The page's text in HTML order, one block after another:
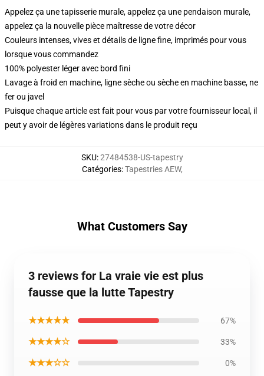
Appelez ça une tapisserie murale, appelez ça une pendaison murale,
appelez ça la nouvelle pièce maîtresse de votre décor
Couleurs intenses, vives et détails de ligne fine, imprimés pour vous
lorsque vous commandez
100% polyester léger avec bord fini
Lavage à froid en machine, ligne sèche ou sèche en machine basse, ne
fer ou javel
Puisque chaque article est fait pour vous par votre fournisseur local, il
peut y avoir de légères variations dans le produit reçu
SKU:27484538-US-tapestry
Catégories:Tapestries AEW,
What Customers Say
3 reviews for La vraie vie est plus
fausse que la lutte Tapestry
★★★★★ 67%
★★★★☆ 33%
★★★☆☆ 0%